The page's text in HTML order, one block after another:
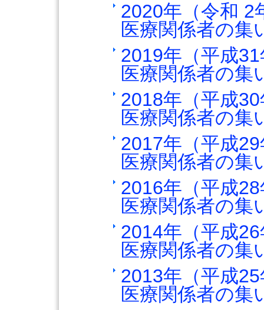
2020年（令和
医療関係者の集
2019年（平成
医療関係者の集
2018年（平成
医療関係者の集
2017年（平成
医療関係者の集
2016年（平成
医療関係者の集
2014年（平成
医療関係者の集
2013年（平成
医療関係者の集